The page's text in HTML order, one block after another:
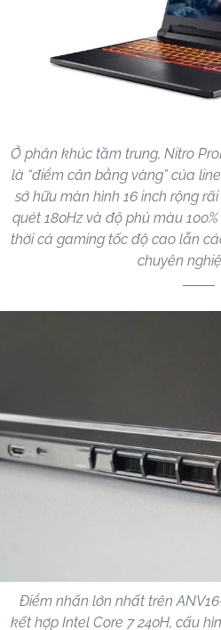
Ở phân khúc tầm trung, Nitro
là “điểm cân bằng vàng” của
sở hữu màn hình 16 inch rộng
quét 180Hz và độ phủ màu
thời cả gaming tốc độ cao lẫn
chuyên
Điểm nhấn lớn nhất trên
kết hợp Intel Core 7 240H, cấu